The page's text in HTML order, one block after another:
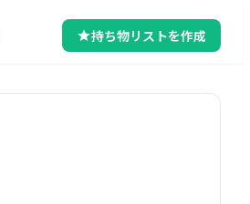
持ち物リストを作成